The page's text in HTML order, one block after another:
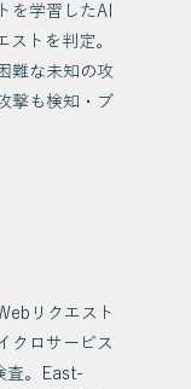
を学習したAI
ストを判定。
難な未知の攻
撃も検知・ブ
リクエスト
クロサービス
査。East-